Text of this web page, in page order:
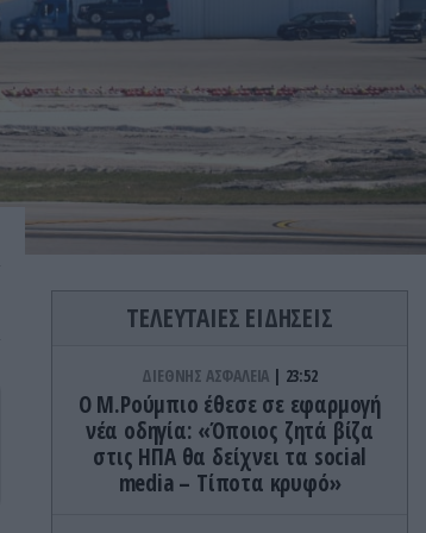
ΤΕΛΕΥΤΑΙΕΣ ΕΙΔΗΣΕΙΣ
ΔΙΕΘΝΗΣ ΑΣΦΑΛΕΙΑ 23:52
Ο Μ.Ρούμπιο έθεσε σε εφαρμογή
νέα οδηγία: «Όποιος ζητά βίζα
στις ΗΠΑ θα δείχνει τα social
media – Τίποτα κρυφό»